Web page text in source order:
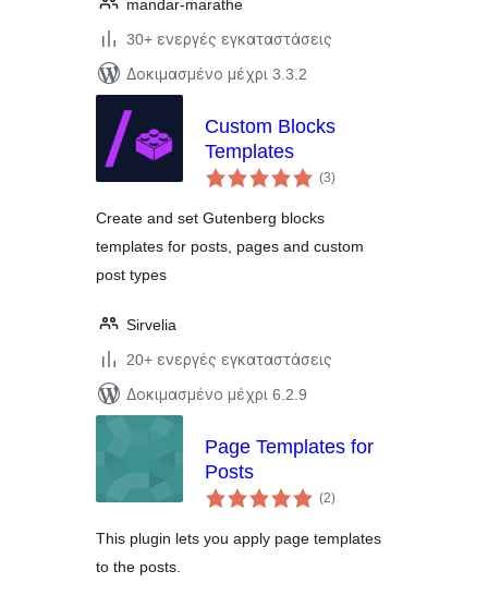
mandar-marathe
30+ ενεργές εγκαταστάσεις
Δοκιμασμένο μέχρι 3.3.2
Custom Blocks
Templates
(3αξιολογήσεις
σύνολο
)
Create and set Gutenberg blocks
templates for posts, pages and custom
post types
Sirvelia
20+ ενεργές εγκαταστάσεις
Δοκιμασμένο μέχρι 6.2.9
Page Templates for
Posts
(2αξιολογήσεις
σύνολο
)
This plugin lets you apply page templates
to the posts.